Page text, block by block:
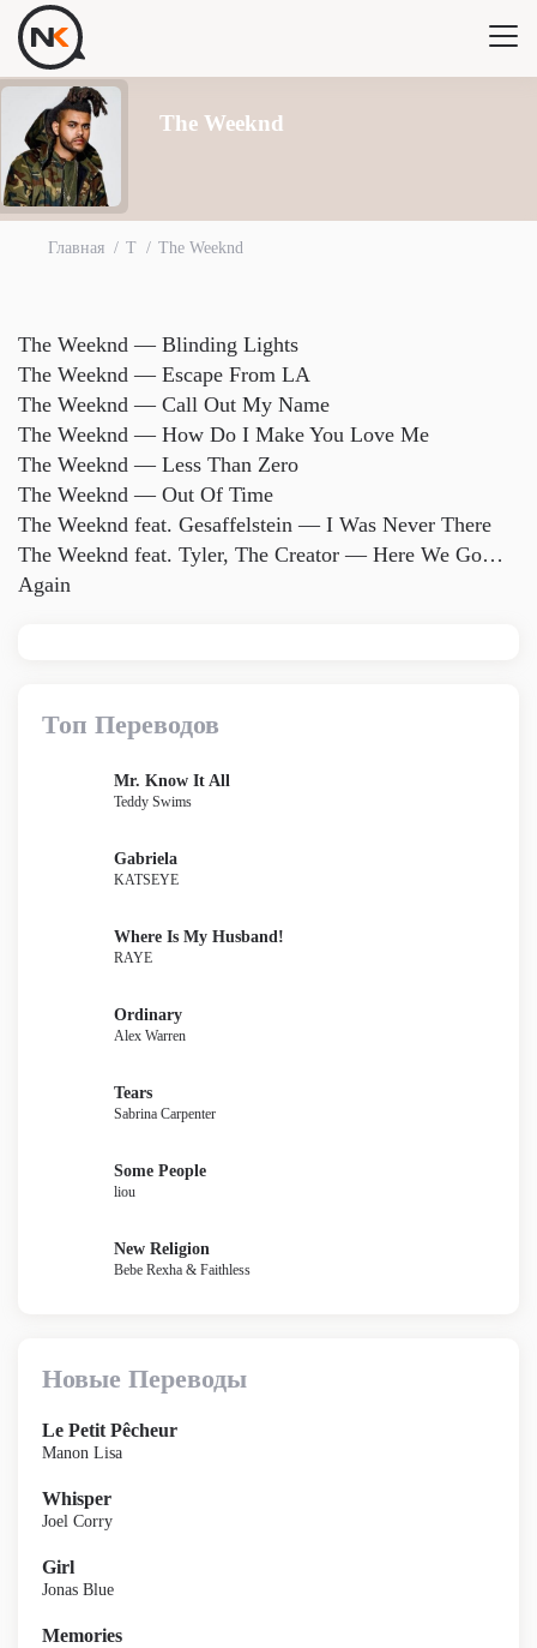
The Weeknd
Главная T The Weeknd
The Weeknd — Blinding Lights
The Weeknd — Escape From LA
The Weeknd — Call Out My Name
The Weeknd — How Do I Make You Love Me
The Weeknd — Less Than Zero
The Weeknd — Out Of Time
The Weeknd feat. Gesaffelstein — I Was Never There
The Weeknd feat. Tyler, The Creator — Here We Go…
Again
Топ Переводов
Mr. Know It All
Teddy Swims
Gabriela
KATSEYE
Where Is My Husband!
RAYE
Ordinary
Alex Warren
Tears
Sabrina Carpenter
Some People
liou
New Religion
Bebe Rexha & Faithless
Новые Переводы
Le Petit Pêcheur
Manon Lisa
Whisper
Joel Corry
Girl
Jonas Blue
Memories